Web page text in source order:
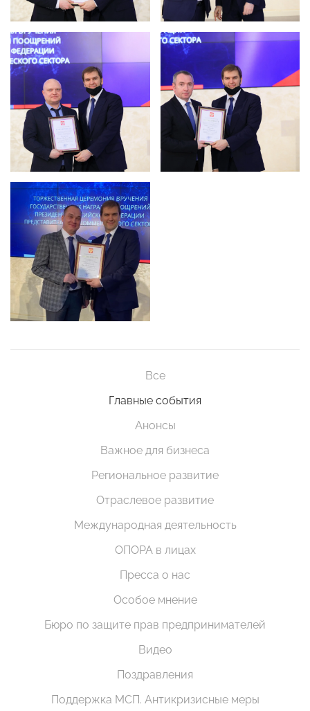
Все
Главные события
Анонсы
Важное для бизнеса
Региональное развитие
Отраслевое развитие
Международная деятельность
ОПОРА в лицах
Пресса о нас
Особое мнение
Бюро по защите прав предпринимателей
Видео
Поздравления
Поддержка МСП. Антикризисные меры